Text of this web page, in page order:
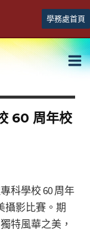
學務處首頁
60 周年校
科學校 60 周年
攝影比賽。期
特風華之美，